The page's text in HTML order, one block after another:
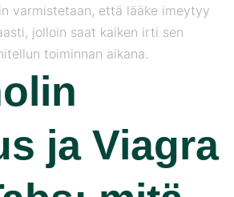
varmistetaan, että lääke imeytyy
jolloin saat kaiken irti sen
toiminnan aikana.
ja Viagra